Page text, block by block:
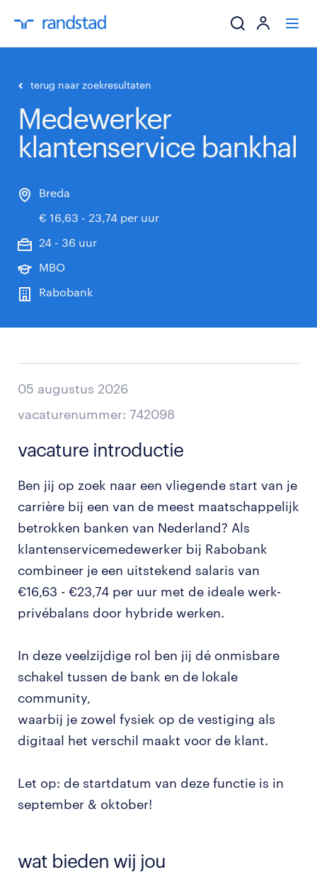
mijn carrière
terug naar zoekresultaten
Medewerker
klantenservice bankhal
Breda
€ 16,63 - 23,74 per uur
24 - 36 uur
MBO
Rabobank
05 augustus 2026
vacaturenummer: 742098
vacature introductie
Ben jij op zoek naar een vliegende start van je
carrière bij een van de meest maatschappelijk
betrokken banken van Nederland? Als
klantenservicemedewerker bij Rabobank
combineer je een uitstekend salaris van
€16,63 - €23,74 per uur met de ideale werk-
privébalans door hybride werken.
In deze veelzijdige rol ben jij dé onmisbare
schakel tussen de bank en de lokale
community,
waarbij je zowel fysiek op de vestiging als
digitaal het verschil maakt voor de klant.
Let op: de startdatum van deze functie is in
september & oktober!
wat bieden wij jou